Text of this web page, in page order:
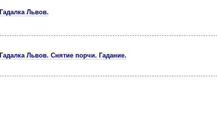
Гадалка Львов.
Гадалка Львов. Снятие порчи. Гадание.